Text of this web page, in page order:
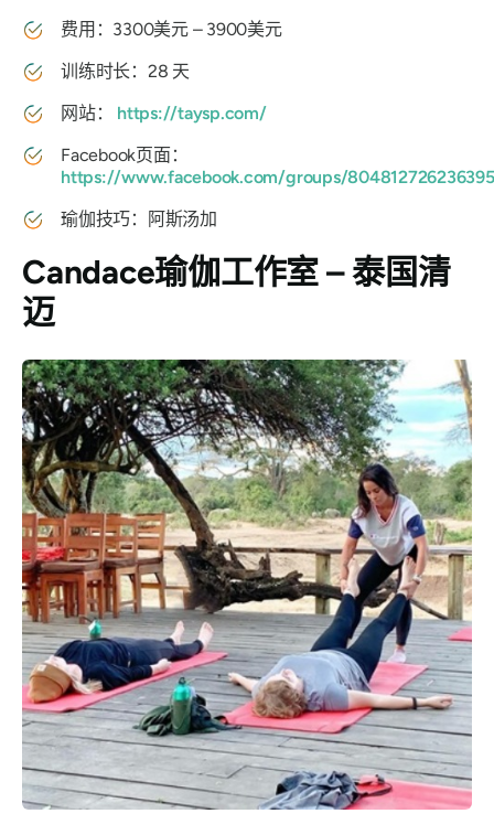
费用：3300美元 – 3900美元
训练时长：28 天
网站： https://taysp.com/
Facebook页面：
https://www.facebook.com/groups/
瑜伽技巧：阿斯汤加
Candace瑜伽工作室 – 泰国清
迈